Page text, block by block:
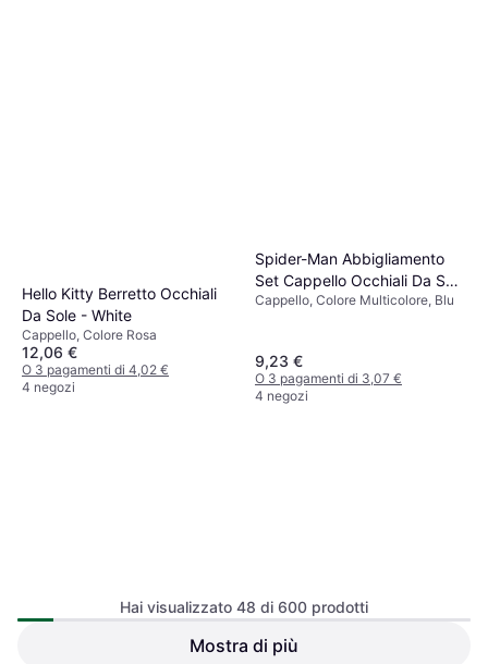
Hello Kitty Berretto Occhiali
Da Sole - White
Cappello, Colore Rosa
12,06 €
O 3 pagamenti di 4,02 €
4 negozi
Spider-Man Abbigliamento
Set Cappello Occhiali Da Sole
- Spidey
Cappello, Colore Multicolore, Blu
9,23 €
O 3 pagamenti di 3,07 €
4 negozi
Buff Trucker Cap Berretto
Cappello, Colore Bianco, Giallo,
New Era 9Forty Kinder Cap -
Hai visualizzato 48 di 600 prodotti
Mostra di più